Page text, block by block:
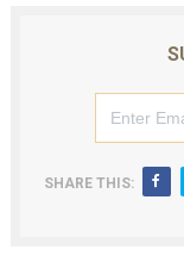
SHARE THIS: